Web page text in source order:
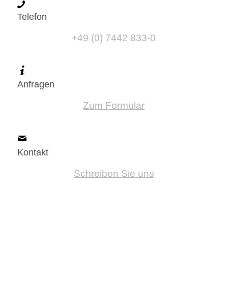
Telefon
+49 (0) 7442 833-0
Anfragen
Zum Formular
Kontakt
Schreiben Sie uns